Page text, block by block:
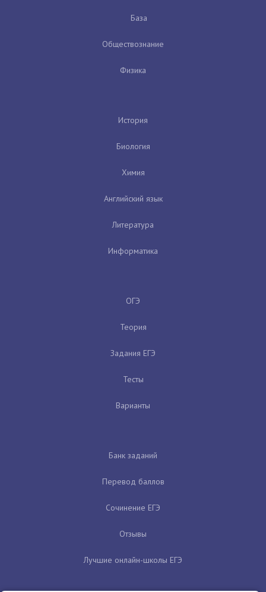
База
Обществознание
Физика
История
Биология
Химия
Английский язык
Литература
Информатика
ОГЭ
Теория
Задания ЕГЭ
Тесты
Варианты
Банк заданий
Перевод баллов
Сочинение ЕГЭ
Отзывы
Лучшие онлайн-школы ЕГЭ